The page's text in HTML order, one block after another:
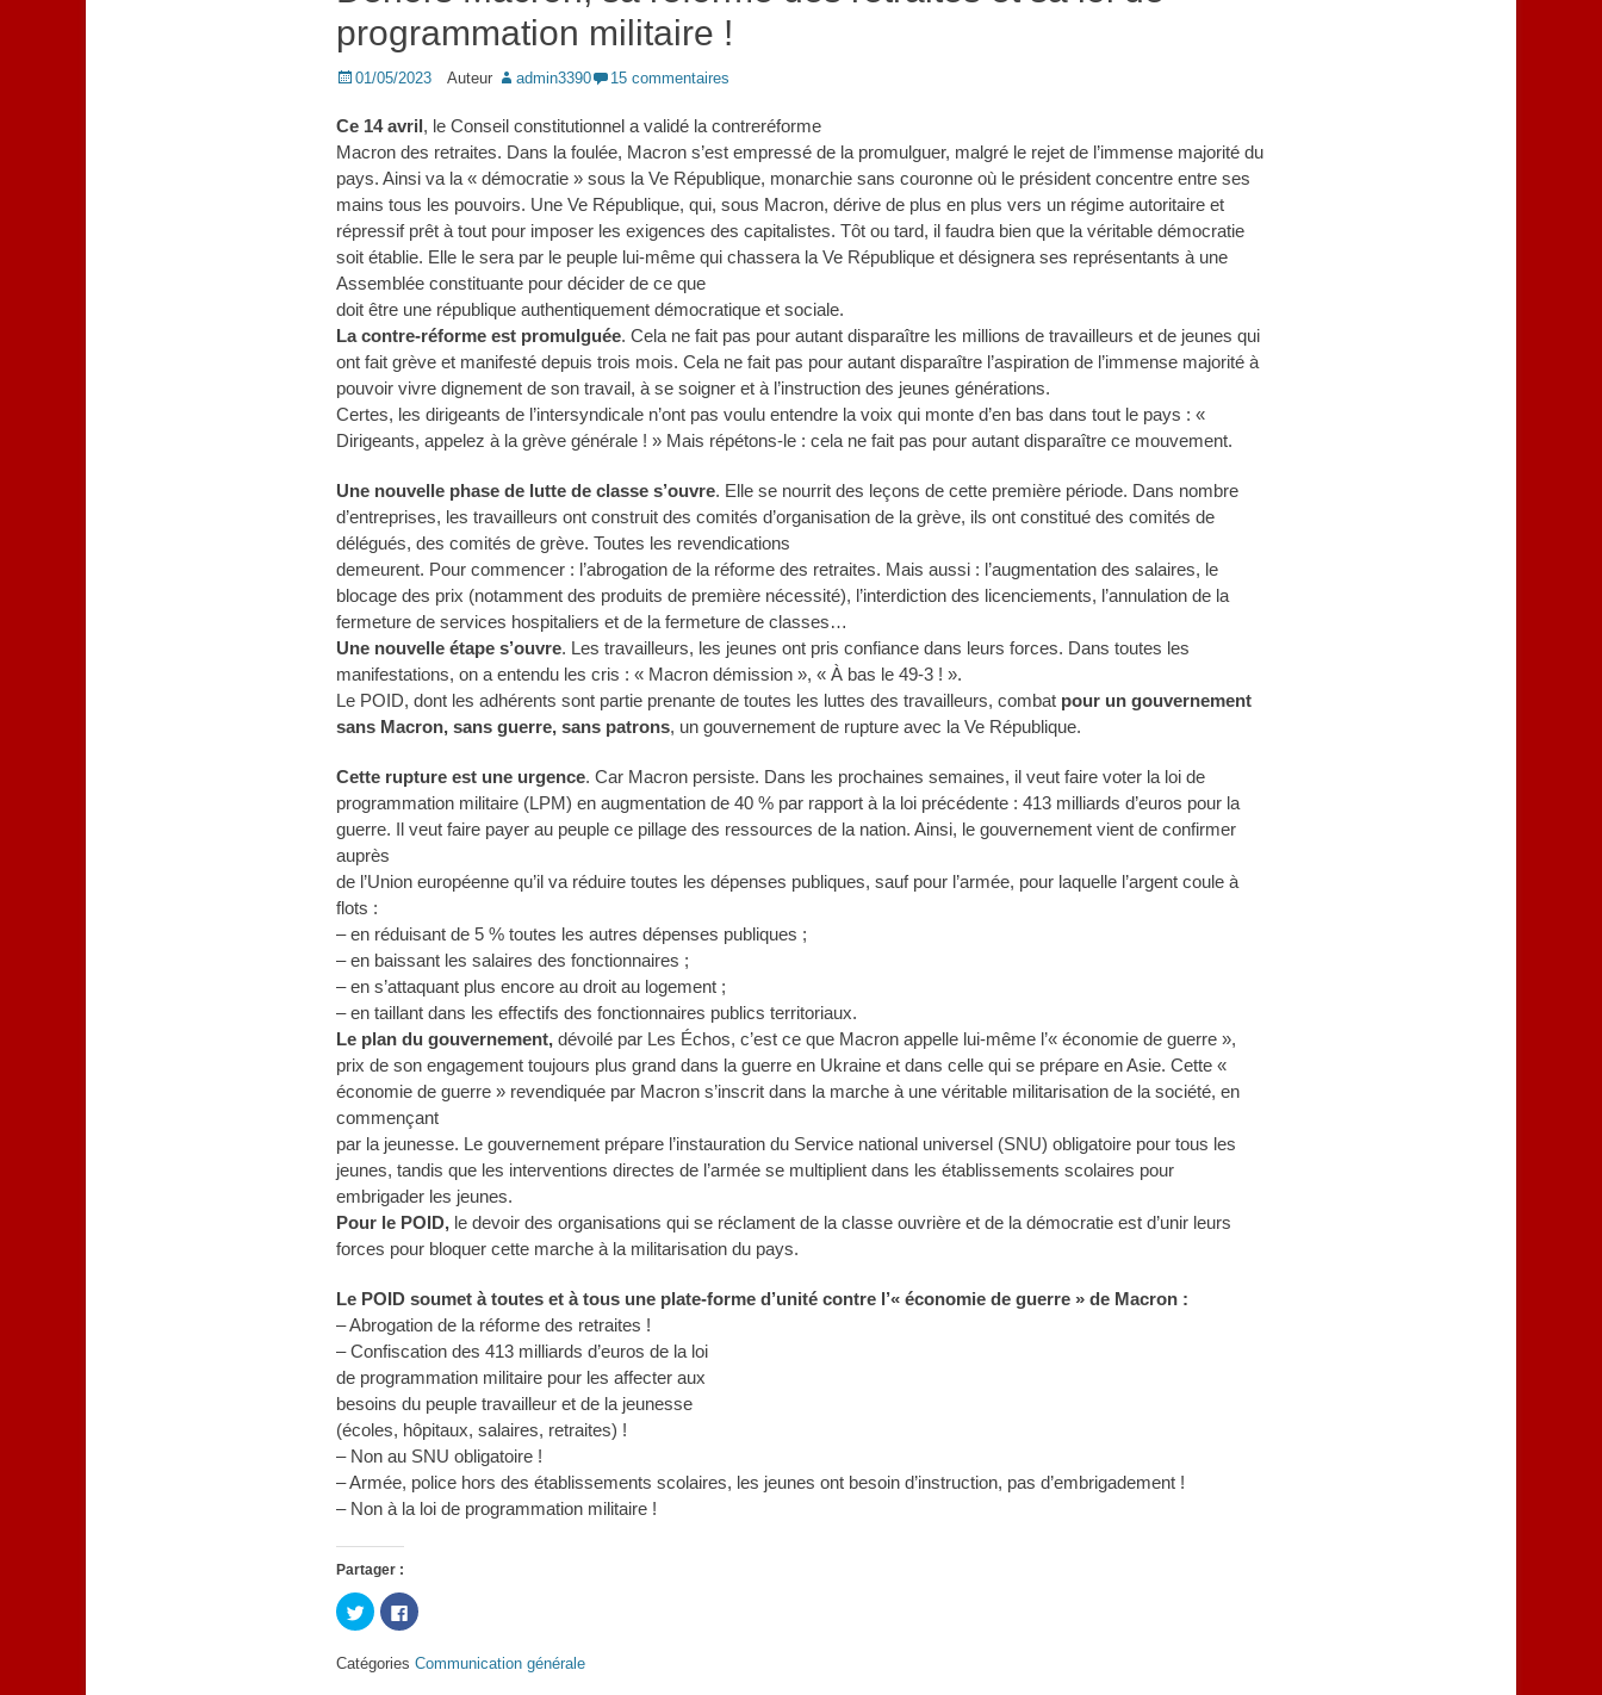
programmation militaire !
Posted
01/05/2023 Auteur admin3390 15 commentaires
Ce 14 avril, le Conseil constitutionnel a validé la contreréforme
Macron des retraites. Dans la foulée, Macron s’est empressé de la promulguer, malgré le rejet de l’immense majorité du
pays. Ainsi va la « démocratie » sous la Ve République, monarchie sans couronne où le président concentre entre ses
mains tous les pouvoirs. Une Ve République, qui, sous Macron, dérive de plus en plus vers un régime autoritaire et
répressif prêt à tout pour imposer les exigences des capitalistes. Tôt ou tard, il faudra bien que la véritable démocratie
soit établie. Elle le sera par le peuple lui-même qui chassera la Ve République et désignera ses représentants à une
Assemblée constituante pour décider de ce que
doit être une république authentiquement démocratique et sociale.
La contre-réforme est promulguée. Cela ne fait pas pour autant disparaître les millions de travailleurs et de jeunes qui
ont fait grève et manifesté depuis trois mois. Cela ne fait pas pour autant disparaître l’aspiration de l’immense majorité à
pouvoir vivre dignement de son travail, à se soigner et à l’instruction des jeunes générations.
Certes, les dirigeants de l’intersyndicale n’ont pas voulu entendre la voix qui monte d’en bas dans tout le pays : «
Dirigeants, appelez à la grève générale ! » Mais répétons-le : cela ne fait pas pour autant disparaître ce mouvement.
Une nouvelle phase de lutte de classe s’ouvre. Elle se nourrit des leçons de cette première période. Dans nombre
d’entreprises, les travailleurs ont construit des comités d’organisation de la grève, ils ont constitué des comités de
délégués, des comités de grève. Toutes les revendications
demeurent. Pour commencer : l’abrogation de la réforme des retraites. Mais aussi : l’augmentation des salaires, le
blocage des prix (notamment des produits de première nécessité), l’interdiction des licenciements, l’annulation de la
fermeture de services hospitaliers et de la fermeture de classes…
Une nouvelle étape s’ouvre. Les travailleurs, les jeunes ont pris confiance dans leurs forces. Dans toutes les
manifestations, on a entendu les cris : « Macron démission », « À bas le 49-3 ! ».
Le POID, dont les adhérents sont partie prenante de toutes les luttes des travailleurs, combat pour un gouvernement
sans Macron, sans guerre, sans patrons, un gouvernement de rupture avec la Ve République.
Cette rupture est une urgence. Car Macron persiste. Dans les prochaines semaines, il veut faire voter la loi de
programmation militaire (LPM) en augmentation de 40 % par rapport à la loi précédente : 413 milliards d’euros pour la
guerre. Il veut faire payer au peuple ce pillage des ressources de la nation. Ainsi, le gouvernement vient de confirmer
auprès
de l’Union européenne qu’il va réduire toutes les dépenses publiques, sauf pour l’armée, pour laquelle l’argent coule à
flots :
– en réduisant de 5 % toutes les autres dépenses publiques ;
– en baissant les salaires des fonctionnaires ;
– en s’attaquant plus encore au droit au logement ;
– en taillant dans les effectifs des fonctionnaires publics territoriaux.
Le plan du gouvernement, dévoilé par Les Échos, c’est ce que Macron appelle lui-même l’« économie de guerre »,
prix de son engagement toujours plus grand dans la guerre en Ukraine et dans celle qui se prépare en Asie. Cette «
économie de guerre » revendiquée par Macron s’inscrit dans la marche à une véritable militarisation de la société, en
commençant
par la jeunesse. Le gouvernement prépare l’instauration du Service national universel (SNU) obligatoire pour tous les
jeunes, tandis que les interventions directes de l’armée se multiplient dans les établissements scolaires pour
embrigader les jeunes.
Pour le POID, le devoir des organisations qui se réclament de la classe ouvrière et de la démocratie est d’unir leurs
forces pour bloquer cette marche à la militarisation du pays.
Le POID soumet à toutes et à tous une plate-forme d’unité contre l’« économie de guerre » de Macron :
– Abrogation de la réforme des retraites !
– Confiscation des 413 milliards d’euros de la loi
de programmation militaire pour les affecter aux
besoins du peuple travailleur et de la jeunesse
(écoles, hôpitaux, salaires, retraites) !
– Non au SNU obligatoire !
– Armée, police hors des établissements scolaires, les jeunes ont besoin d’instruction, pas d’embrigadement !
– Non à la loi de programmation militaire !
Partager :
Cliquez
pour
partager
Twitter(ouvre
dans
Cliquez
pour
Facebook(ouvre
Catégories Communication générale